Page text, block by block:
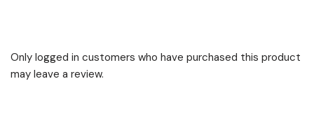
Only logged in customers who have purchased this product
may leave a review.